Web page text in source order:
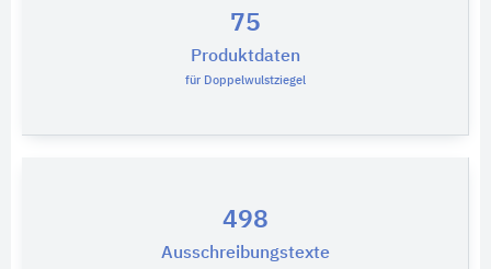
75
Produktdaten
für Doppelwulstziegel
498
Ausschreibungstexte